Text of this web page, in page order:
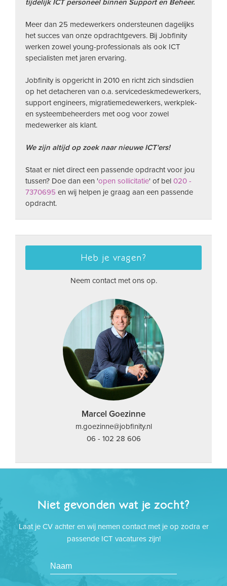
tijdelijk ICT personeel binnen Support en Beheer.
Meer dan 25 medewerkers ondersteunen dagelijks
het succes van onze opdrachtgevers. Bij Jobfinity
werken zowel young-professionals als ook ICT
specialisten met jaren ervaring.
Jobfinity is opgericht in 2010 en richt zich sindsdien
op het detacheren van o.a. servicedeskmedewerkers,
support engineers, migratiemedewerkers, werkplek-
en systeembeheerders met oog voor zowel
medewerker als klant.
We zijn altijd op zoek naar nieuwe ICT'ers!
Staat er niet direct een passende opdracht voor jou
tussen? Doe dan een 'open sollicitatie' of bel 020 -
7370695 en wij helpen je graag aan een passende
opdracht.
Heb je vragen?
Neem contact met ons op.
Marcel Goezinne
m.goezinne@jobfinity.nl
06 - 102 28 606
Niet gevonden wat je zocht?
Laat je CV achter en wij nemen contact met je op zodra er
passende ICT vacatures zijn!